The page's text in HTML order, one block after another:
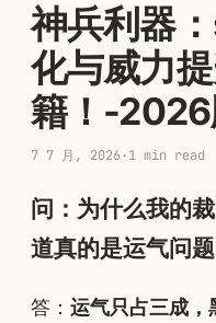
神兵利器
化与威力
籍！-2026
7 7 月, 2026·1 min read
问：为什么我的
道真的是运气问
答： 运气只占三成，